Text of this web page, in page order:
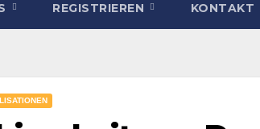
REGISTRIEREN KONTAKT